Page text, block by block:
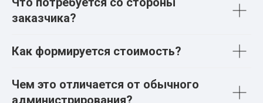
заказчика?
Как формируется стоимость?
Чем это отличается от обычного
администрирования?